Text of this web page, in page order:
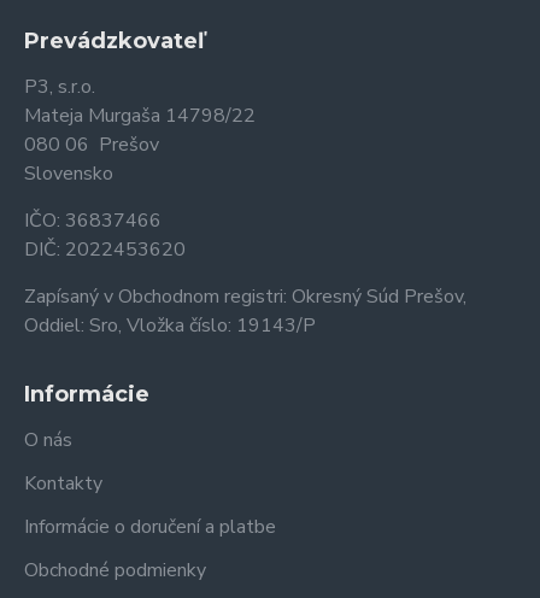
Prevádzkovateľ
P3, s.r.o.
Mateja Murgaša 14798/22
080 06 Prešov
Slovensko
IČO: 36837466
DIČ: 2022453620
Zapísaný v Obchodnom registri: Okresný Súd Prešov,
Oddiel: Sro, Vložka číslo: 19143/P
Informácie
O nás
Kontakty
Informácie o doručení a platbe
Obchodné podmienky